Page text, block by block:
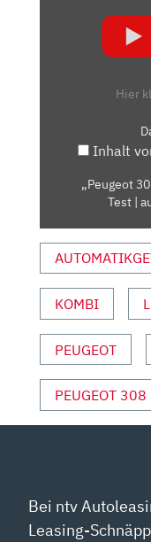
MOTOR
UND
VON
YOUTUBE
ANZEIGEN
Hier
Inhalt
„Peugeot
Test |
KOMBI
PEUGEOT
PEUGEOT
Bei ntv
Leasing-